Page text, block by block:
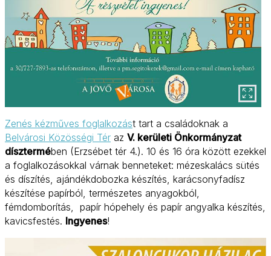
Zenés kézműves foglalkozást tart a családoknak a
Belvárosi Közösségi Tér az V. kerületi Önkormányzat
dísztermében (Erzsébet tér 4.). 10 és 16 óra között ezekkel
a foglalkozásokkal várnak benneteket: mézeskalács sütés
és díszítés, ajándékdobozka készítés, karácsonyfadísz
készítése papírból, természetes anyagokból,
fémdomborítás, papír hópehely és papír angyalka készítés,
kavicsfestés. Ingyenes!